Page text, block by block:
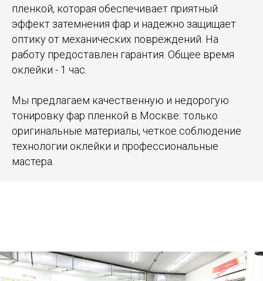
пленкой, которая обеспечивает приятный
эффект затемнения фар и надежно защищает
оптику от механических повреждений. На
работу предоставлен гарантия. Общее время
оклейки - 1 час.
Мы предлагаем качественную и недорогую
тонировку фар пленкой в Москве: только
оригинальные материалы, четкое соблюдение
технологии оклейки и профессиональные
мастера.